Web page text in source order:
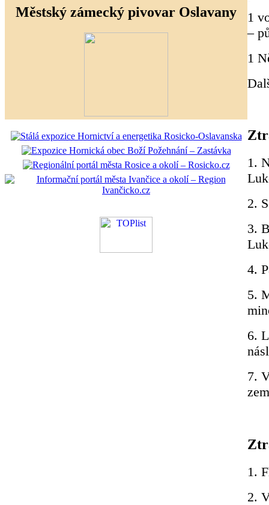
Městský zámecký pivovar Oslavany
1
–
1
1.
2.
3.
4.
5.
6.
7.
1.
2.